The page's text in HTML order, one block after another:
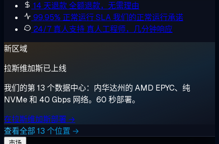
14 天退款全额退款，无需理由
99.95% 正常运行 SLA我们的正常运行承诺
24/7 真人支持 真人工程师，几分钟响应
新区域
拉斯维加斯已上线
我们的第 13 个数据中心：内华达州的 AMD EPYC、纯
NVMe 和 40 Gbps 网络。60 秒部署。
在拉斯维加斯部署 →
查看全部 13 个位置 →